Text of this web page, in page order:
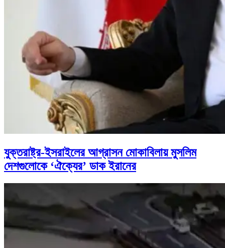
যুক্তরাষ্ট্র-ইসরাইলের আগ্রাসন মোকাবিলায় মুসলিম
দেশগুলোকে ‘ঐক্যের’ ডাক ইরানের